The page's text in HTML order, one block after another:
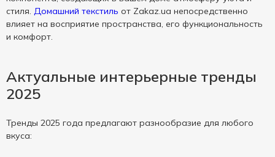
стиля. Домашний текстиль от Zakaz.ua непосредственно
влияет на восприятие пространства, его функциональность
и комфорт.
Актуальные интерьерные тренды
2025
Тренды 2025 года предлагают разнообразие для любого
вкуса: